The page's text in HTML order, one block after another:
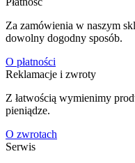
Za zamówienia w naszym
dowolny dogodny sposób.
O płatności
Reklamacje i zwroty
Z łatwością wymienimy
pieniądze.
O zwrotach
Serwis